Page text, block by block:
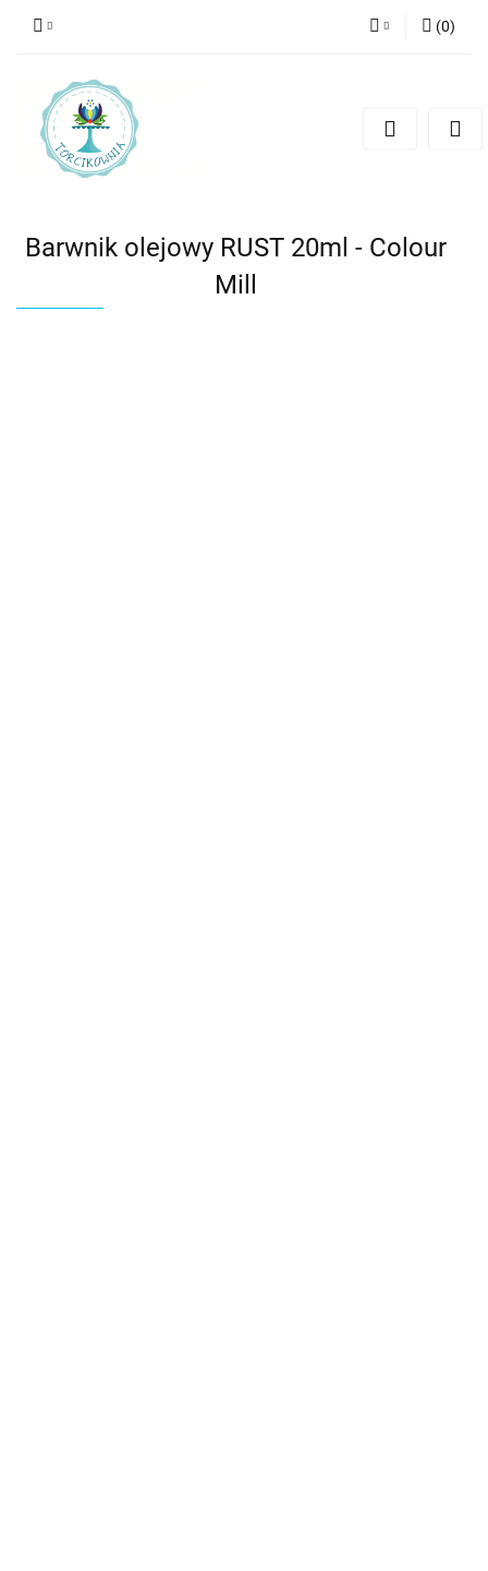
(0)
Barwnik olejowy RUST 20ml - Colour
Mill